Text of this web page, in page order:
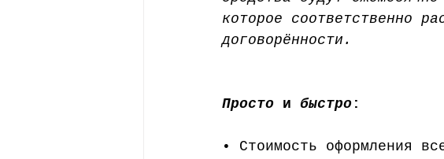
которое соответственно
договорённости.
Просто и быстро :
• Стоимость оформления